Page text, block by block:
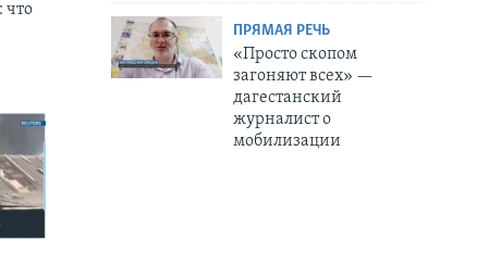
ПРЯМАЯ РЕЧЬ
«Просто скопом
загоняют всех» —
дагестанский
журналист о
мобилизации
что